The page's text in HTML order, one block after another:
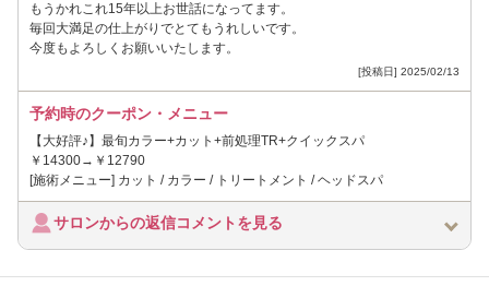
もうかれこれ15年以上お世話になってます。
毎回大満足の仕上がりでとてもうれしいです。
今度もよろしくお願いいたします。
[投稿日] 2025/02/13
予約時のクーポン・メニュー
【大好評♪】最旬カラー+カット+前処理TR+クイックスパ
￥14300→￥12790
[施術メニュー] カット / カラー / トリートメント / ヘッドスパ
サロンからの返信コメントを見る